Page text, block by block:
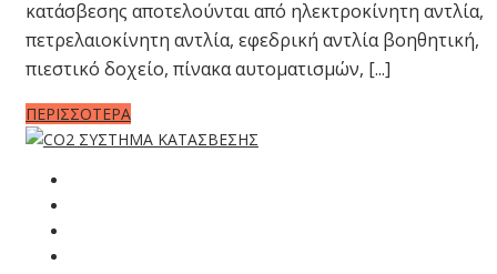
κατάσβεσης αποτελούνται από ηλεκτροκίνητη αντλία,
πετρελαιοκίνητη αντλία, εφεδρική αντλία βοηθητική,
πιεστικό δοχείο, πίνακα αυτοματισμών, [...]
ΠΕΡΙΣΣΟΤΕΡΑ